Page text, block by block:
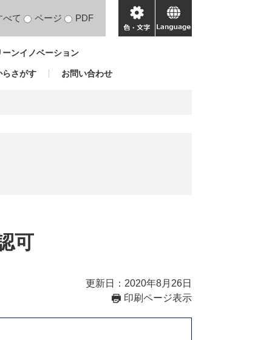
べて ページ PDF
色・
文
language
ンイノベーション
らさがす お問い合わせ
可
更新日：2020年8月26日
印刷ページ表示